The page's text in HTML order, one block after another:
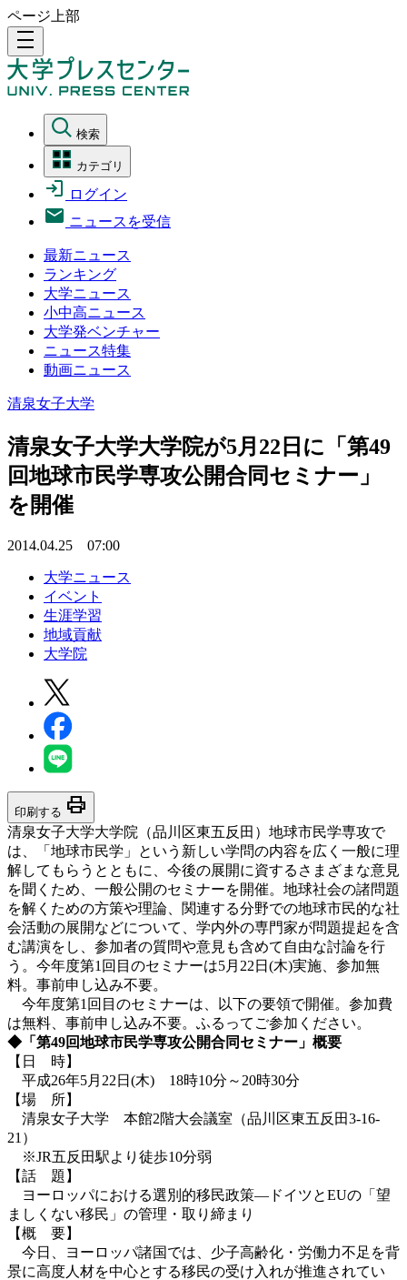
ページ上部
density_medium
検索
カテゴリ
ログイン
ニュースを受信
最新ニュース
ランキング
大学ニュース
小中高ニュース
大学発ベンチャー
ニュース特集
動画ニュース
清泉女子大学
清泉女子大学大学院が5月22日に「第49
回地球市民学専攻公開合同セミナー」
を開催
2014.04.25 07:00
大学ニュース
イベント
生涯学習
地域貢献
大学院
印刷する print
清泉女子大学大学院（品川区東五反田）地球市民学専攻で
は、「地球市民学」という新しい学問の内容を広く一般に理
解してもらうとともに、今後の展開に資するさまざまな意見
を聞くため、一般公開のセミナーを開催。地球社会の諸問題
を解くための方策や理論、関連する分野での地球市民的な社
会活動の展開などについて、学内外の専門家が問題提起を含
む講演をし、参加者の質問や意見も含めて自由な討論を行
う。今年度第1回目のセミナーは5月22日(木)実施、参加無
料。事前申し込み不要。
今年度第1回目のセミナーは、以下の要領で開催。参加費
は無料、事前申し込み不要。ふるってご参加ください。
◆「第49回地球市民学専攻公開合同セミナー」概要
【日 時】
平成26年5月22日(木) 18時10分～20時30分
【場 所】
清泉女子大学 本館2階大会議室（品川区東五反田3-16-
21）
※JR五反田駅より徒歩10分弱
【話 題】
ヨーロッパにおける選別的移民政策―ドイツとEUの「望
ましくない移民」の管理・取り締まり
【概 要】
今日、ヨーロッパ諸国では、少子高齢化・労働力不足を背
景に高度人材を中心とする移民の受け入れが推進されてい